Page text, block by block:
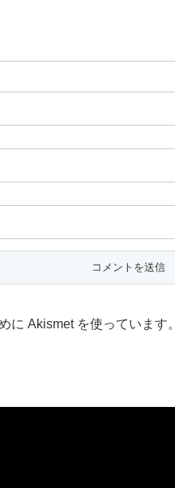
に Akismet を使っています。